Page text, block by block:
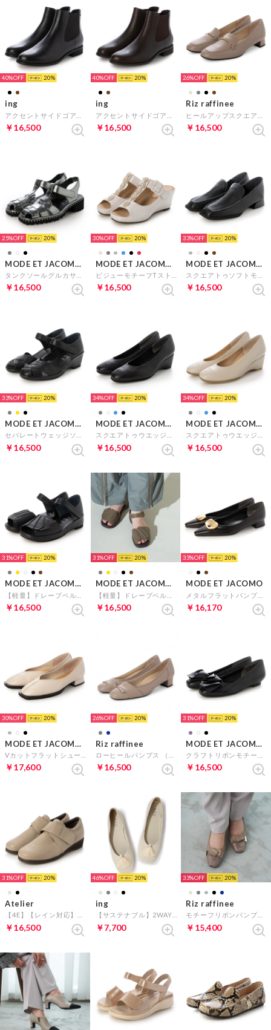
40% 20
ing
￥16,500
40% 20
ing
￥16,500
26% 20
Riz raffinee
￥16,500
25% 20
MODE ET JACOMO D'ICI
￥16,500
30% 20
MODE ET JACOMO D'ICI
￥16,500
33% 20
MODE ET JACOMO D'ICI
￥16,500
33% 20
MODE ET JACOMO D'ICI
￥16,500
34% 20
MODE ET JACOMO D'ICI
￥16,500
34% 20
MODE ET JACOMO D'ICI
￥16,500
31% 20
MODE ET JACOMO D'ICI
￥16,500
31% 20
MODE ET JACOMO D'ICI
￥16,500
33% 20
MODE ET JACOMO
￥16,170
30% 20
MODE ET JACOMO D'ICI
￥17,600
26% 20
Riz raffinee
￥16,500
31% 20
MODE ET JACOMO D'ICI
￥16,500
31% 20
Atelier
￥16,500
46% 20
ing
￥7,700
33% 20
Riz raffinee
￥15,400